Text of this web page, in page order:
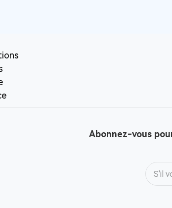
Abonnez-vous